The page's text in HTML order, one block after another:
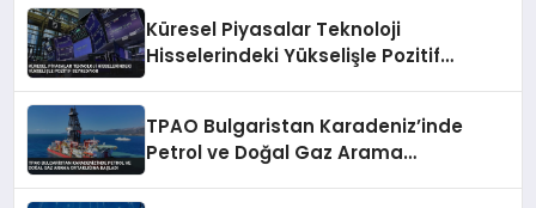
Küresel Piyasalar Teknoloji
Hisselerindeki Yükselişle Pozitif
TPAO Bulgaristan Karadeniz’inde
Petrol ve Doğal Gaz Arama